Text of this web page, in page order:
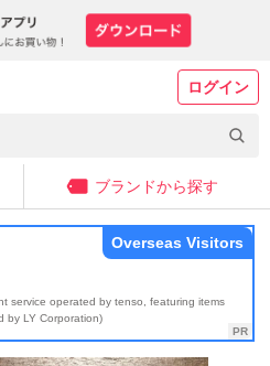
ログイン
ブランドから探す
service operated by tenso, featuring items
by LY Corporation)
Overseas Visitors